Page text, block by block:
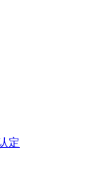
定